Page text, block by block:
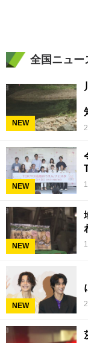
全国ニュー
NEW
NEW
NEW
NEW